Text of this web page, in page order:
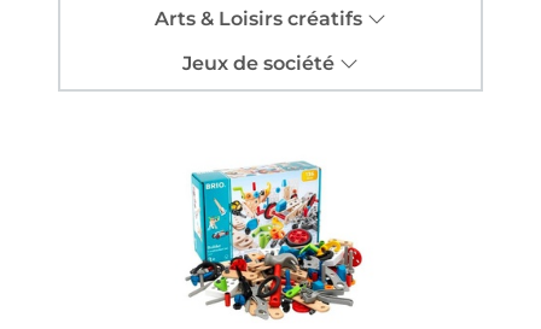
Arts & Loisirs créatifs
Jeux de société